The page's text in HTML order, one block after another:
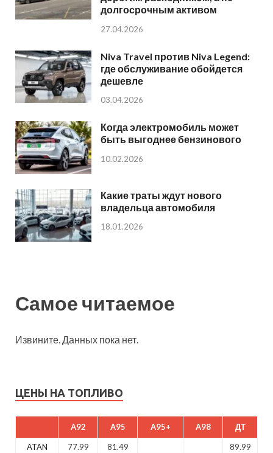
долгосрочным активом
27.04.2026
Niva Travel против Niva Legend:
где обслуживание обойдется
дешевле
03.04.2026
Когда электромобиль может
быть выгоднее бензинового
10.02.2026
Какие траты ждут нового
владельца автомобиля
18.01.2026
Самое читаемое
Извините. Данных пока нет.
ЦЕНЫ НА ТОПЛИВО
A92 A95 A95+ A98 ДТ
ATAN 77.99 81.49
89.99